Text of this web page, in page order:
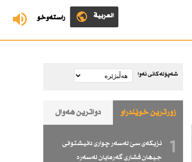
ڕاستەوخۆ العربية
شەپۆلەکانی نەوا
زۆرترین خوێندراو دواترین هەواڵ
1
نزیكەی سێ لەسەر چواری دانیشتوانی
جیهان فشاری گەرمایان لەسەرە